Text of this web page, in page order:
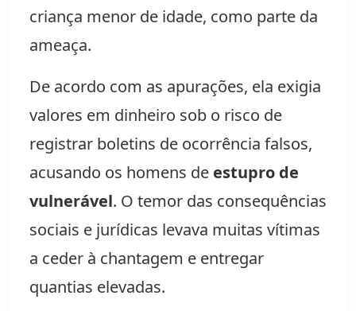
criança menor de idade, como parte da
ameaça.
De acordo com as apurações, ela exigia
valores em dinheiro sob o risco de
registrar boletins de ocorrência falsos,
acusando os homens de estupro de
vulnerável. O temor das consequências
sociais e jurídicas levava muitas vítimas
a ceder à chantagem e entregar
quantias elevadas.